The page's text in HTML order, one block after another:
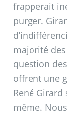
frapperait
purger.
majorité
question
offrent une
René
même.